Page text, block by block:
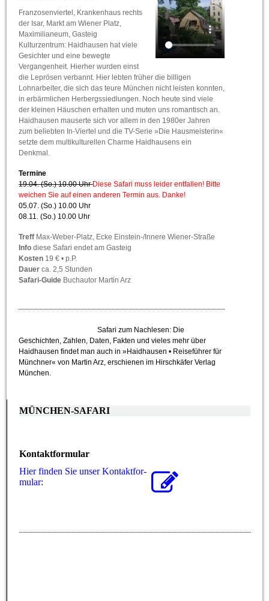
Franzosenviertel, Krankenhaus rechts
der Isar, Markt am Wiener Platz,
Maximilianeum, Gasteig
Kulturzentrum: Haidhausen hat viele
Gesichter und eine bewegte
Vergangenheit. Hierher wurden einst
die Leprösen verbannt. Hier lebten früher die billigen
Lohnarbeiter, die sich das teure München nicht leisten konnten,
in erbärmlichen Herbergssiedlungen. Noch heute sind viele
der kleinen Häuschen erhalten und muten uns romantisch an.
Haidhausen mauserte sich vor allem in den 1980er Jahren
zum beliebten In-Viertel und die TV-Serie »Die Hausmeisterin«
setzte dem multikulturellen Charme Haidhausens ein
Denkmal.
Termine
19.04. (So.) 10.00 UhrDiese Safari muss leider entfallen! Bitte
weichen Sie auf einen anderen Termin aus. Danke!
05.07. (So.) 10.00 Uhr
08.11. (So.) 10.00 Uhr
Treff Max-Weber-Platz, Ecke Einstein-/Innere Wiener-Straße
Info diese Safari endet am Gasteig
Kosten 19 € • p.P.
Dauer ca. 2,5 Stunden
Safari-Guide Buchautor Martin Arz
Safari zum Nachlesen: Die
Geschichten, Zahlen, Daten, Fakten und vieles mehr über
Haidhausen findet man auch in »Haidhausen • Reiseführer für
Münchner« von Martin Arz, erschienen im Hirschkäfer Verlag
München.
MÜNCHEN-SAFARI
Kontaktformular
Hier finden Sie unser Kon­takt­for­
mu­lar: